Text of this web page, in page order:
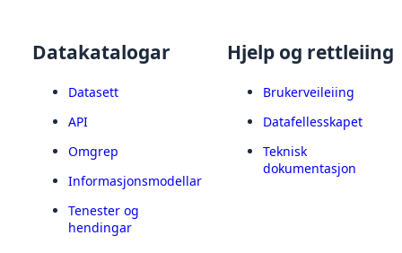
Datakatalogar
Datasett
API
Omgrep
Informasjonsmodellar
Tenester og
hendingar
Hjelp og rettleiing
Brukerveileiing
Datafellesskapet
Teknisk
dokumentasjon